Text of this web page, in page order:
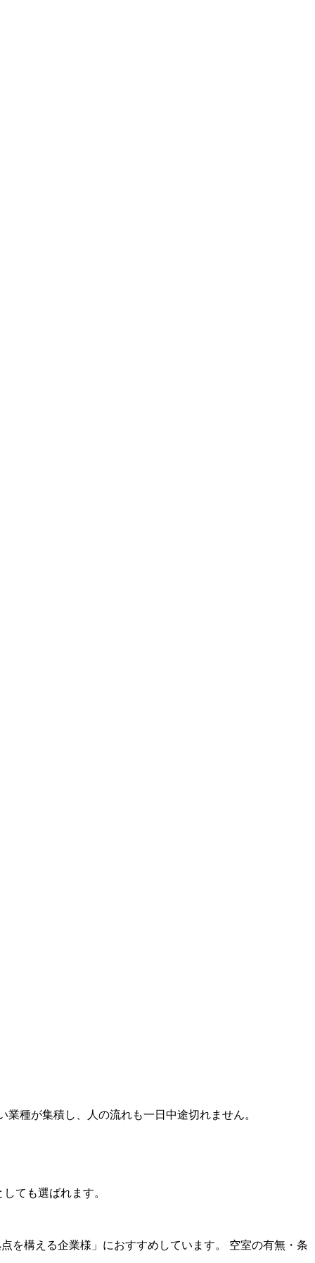
種が集積し、人の流れも一日中途切れません。
ても選ばれます。
を構える企業様」におすすめしています。 空室の有無・条